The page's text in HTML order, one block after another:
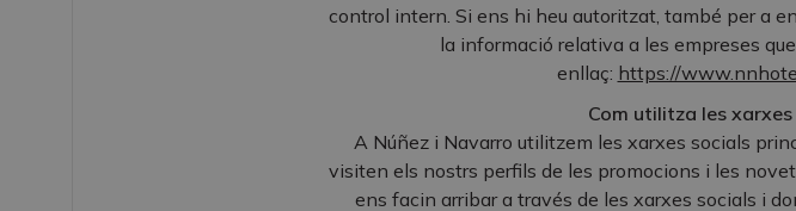
control intern. Si ens hi heu autoritzat, també per a
la informació relativa a les empreses
enllaç: https://
Com utilitza les
A Núñez i Navarro utilitzem les xarxes socials
visiten els nostrs perfils de les promocions i les
ens facin arribar a través de les xarxes socials i